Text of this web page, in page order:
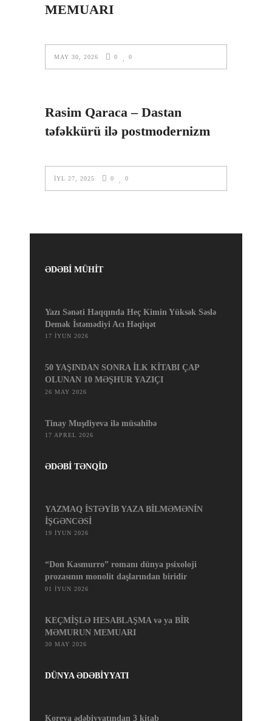
MEMUARI
MAY 30, 2026 0 0
Rasim Qaraca – Dastan
təfəkkürü ilə postmodernizm
İYL 27, 2025 0 0
ƏDƏBİ MÜHİT
Yazı Sənəti Haqqında Heç Kimin Yüksək Səslə
Demək İstəmədiyi Acı Həqiqət
17 İYUN 2026
50 YAŞINDAN SONRA İLK KİTABI ÇAP
OLUNAN 10 MƏŞHUR YAZIÇI
26 MAY 2026
Tinay Muşdiyeva ilə müsahibə
17 APREL 2026
ƏDƏBİ TƏNQİD
YAZMAQ İSTƏYİB YAZA BİLMƏMƏNİN
İŞGƏNCƏSİ
19 İYUN 2026
“Don Kasmurro” romanı dünya psixoloji
prozasının monolit daşlarından biridir
01 İYUN 2026
KEÇMİŞLƏ HESABLAŞMA və ya BİR
MƏMURUN MEMUARI
30 MAY 2026
DÜNYA ƏDƏBİYYATI
Koreya ədəbiyyatından 3 kitab